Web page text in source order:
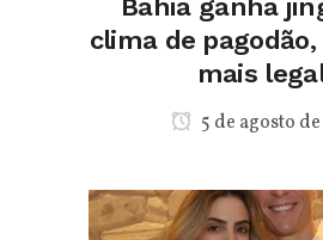
Bahia ganha
clima de
mais
5 de agosto